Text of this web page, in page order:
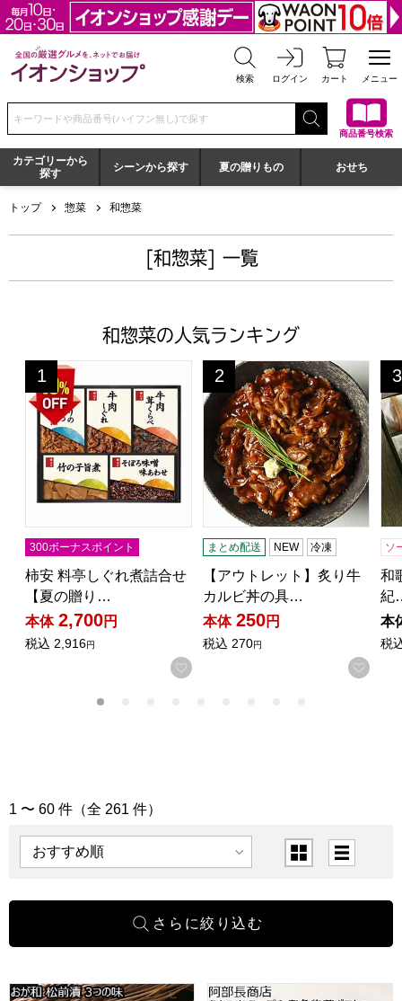
全国の厳選グルメを、ネットでお届け イオンショップ
検索 ログイン カート メニュー
検索キーワードまたは商品番号を入力してください
商品番号検索
カテゴリーから
探す
シーンから探す 夏の贈りもの おせち
トップ 惣菜 和惣菜
[和惣菜] 一覧
和惣菜の人気ランキング
柿安 料亭しぐれ煮詰合せ【夏の贈りもの・お中元】
1
位
300ボーナスポイント
柿安 料亭しぐれ煮詰合せ
【夏の贈り…
本体 2,700円
税込 2,916円
お気に入りに登録する
【アウトレット】炙り牛カル
2
位
まとめ配送 NEW 冷凍
【アウトレット】炙り牛
カルビ丼の具…
本体 250円
税込 270円
お気
3
位
ソ
和
紀
本
税
「和惣菜」の商品一覧
1 〜 60 件（全 261 件）
表示順 表示切替
おが和 松前漬 3つの味【おいしいお取り寄せ】
阿部長商店 ふかひれスープ